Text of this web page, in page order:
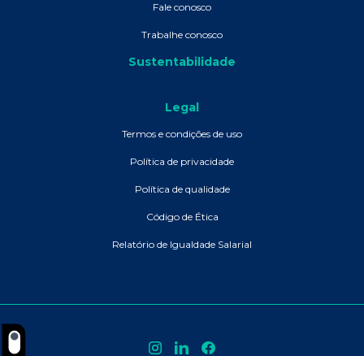
Fale conosco
Trabalhe conosco
Sustentabilidade
Legal
Termos e condições de uso
Política de privacidade
Política de qualidade
Código de Ética
Relatório de Igualdade Salarial